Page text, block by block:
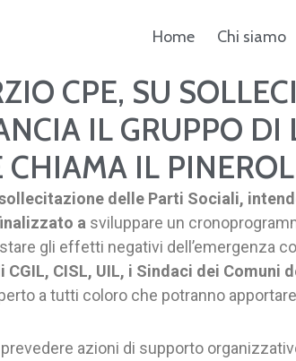
Home Chi siamo
CPE, SU
IL GRUPPO DI
CHIAMA IL
delle Parti Sociali,
a sviluppare un
gli effetti negativi dell’emergenza
CISL, UIL, i Sindaci dei Comuni
a tutti coloro che potranno
azioni di supporto